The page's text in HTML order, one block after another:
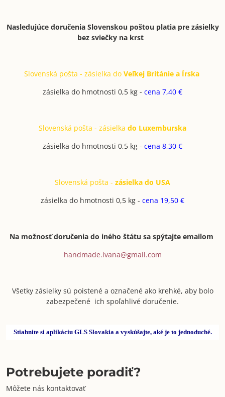
Nasledujúce doručenia Slovenskou poštou platia pre zásielky
bez sviečky na krst
Slovenská pošta - zásielka do Veľkej Británie a Írska
zásielka do hmotnosti 0,5 kg - cena 7,40 €
Slovenská pošta - zásielka do Luxemburska
zásielka do hmotnosti 0,5 kg - cena 8,30 €
Slovenská pošta - zásielka do USA
zásielka do hmotnosti 0,5 kg - cena 19,50 €
Na možnosť doručenia do iného štátu sa spýtajte emailom
handmade.ivana@gmail.com
Všetky zásielky sú poistené a označené ako krehké, aby bolo
zabezpečené ich spoľahlivé doručenie.
Stiahnite si aplikáciu GLS Slovakia a vyskúšajte, aké je to jednoduché.
Potrebujete poradiť?
Môžete nás kontaktovať